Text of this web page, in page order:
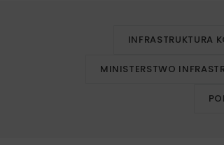
INFRASTRUKTURA
MINISTERSTWO